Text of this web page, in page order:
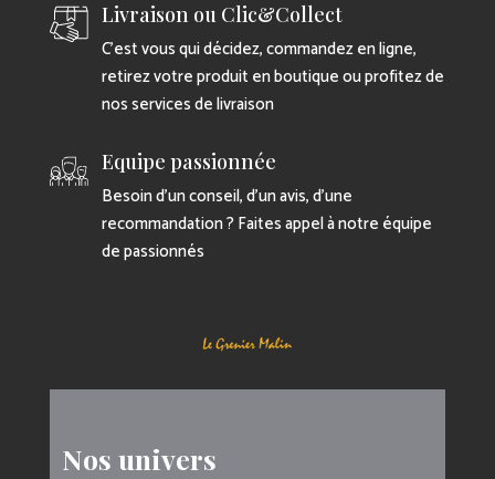
Livraison ou Clic&Collect
C’est vous qui décidez, commandez en ligne,
retirez votre produit en boutique ou profitez de
nos services de livraison
Equipe passionnée
Besoin d’un conseil, d’un avis, d’une
recommandation ? Faites appel à notre équipe
de passionnés
Nos univers